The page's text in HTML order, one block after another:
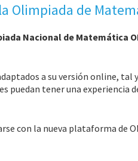
Olimpiada de
Nacional de Matemática
a su versión online, tal
tener una experiencia
con la nueva plataforma de